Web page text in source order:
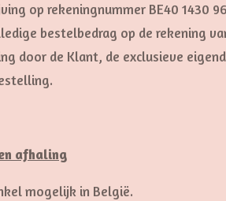
op rekeningnummer BE40 1430
bestelbedrag op de rekening
door de Klant, de exclusieve
afhaling
mogelijk in België.